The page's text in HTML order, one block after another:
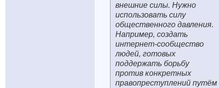
внешние силы. Нужно
использовать силу
общественного давления.
Например, создать
интернет-сообщество
людей, готовых
поддержать борьбу
против конкретных
правопреступлений путём